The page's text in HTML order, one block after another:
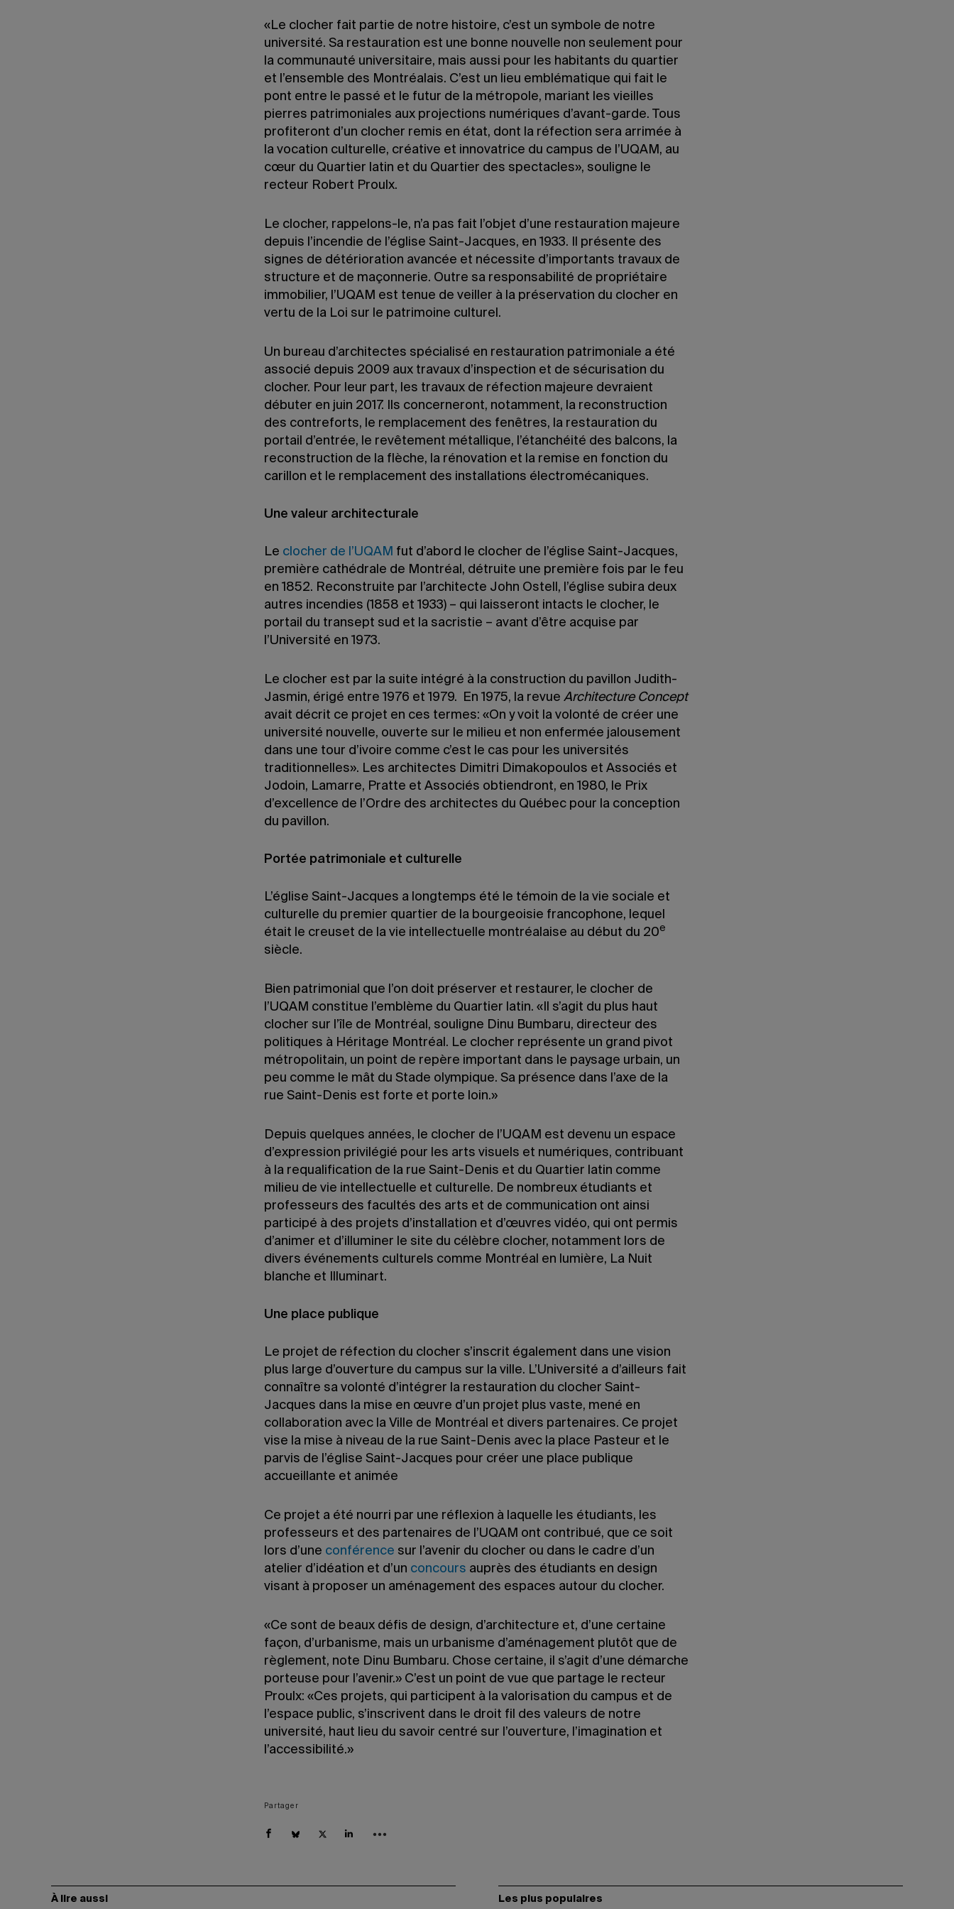
«Le clocher fait partie de notre histoire, c’est un symbole de notre
université. Sa restauration est une bonne nouvelle non seulement pour
la communauté universitaire, mais aussi pour les habitants du quartier
et l’ensemble des Montréalais. C’est un lieu emblématique qui fait le
pont entre le passé et le futur de la métropole, mariant les vieilles
pierres patrimoniales aux projections numériques d’avant-garde. Tous
profiteront d’un clocher remis en état, dont la réfection sera arrimée à
la vocation culturelle, créative et innovatrice du campus de l’UQAM, au
cœur du Quartier latin et du Quartier des spectacles», souligne le
recteur Robert Proulx.
Le clocher, rappelons-le, n’a pas fait l’objet d’une restauration majeure
depuis l’incendie de l’église Saint-Jacques, en 1933. Il présente des
signes de détérioration avancée et nécessite d’importants travaux de
structure et de maçonnerie. Outre sa responsabilité de propriétaire
immobilier, l’UQAM est tenue de veiller à la préservation du clocher en
vertu de la Loi sur le patrimoine culturel.
Un bureau d’architectes spécialisé en restauration patrimoniale a été
associé depuis 2009 aux travaux d’inspection et de sécurisation du
clocher. Pour leur part, les travaux de réfection majeure devraient
débuter en juin 2017. Ils concerneront, notamment, la reconstruction
des contreforts, le remplacement des fenêtres, la restauration du
portail d’entrée, le revêtement métallique, l’étanchéité des balcons, la
reconstruction de la flèche, la rénovation et la remise en fonction du
carillon et le remplacement des installations électromécaniques.
Une valeur architecturale
Le clocher de l’UQAM fut d’abord le clocher de l’église Saint-Jacques,
première cathédrale de Montréal, détruite une première fois par le feu
en 1852. Reconstruite par l’architecte John Ostell, l’église subira deux
autres incendies (1858 et 1933) – qui laisseront intacts le clocher, le
portail du transept sud et la sacristie – avant d’être acquise par
l’Université en 1973.
Le clocher est par la suite intégré à la construction du pavillon Judith-
Jasmin, érigé entre 1976 et 1979. En 1975, la revue Architecture Concept
avait décrit ce projet en ces termes: «On y voit la volonté de créer une
université nouvelle, ouverte sur le milieu et non enfermée jalousement
dans une tour d’ivoire comme c’est le cas pour les universités
traditionnelles». Les architectes Dimitri Dimakopoulos et Associés et
Jodoin, Lamarre, Pratte et Associés obtiendront, en 1980, le Prix
d’excellence de l’Ordre des architectes du Québec pour la conception
du pavillon.
Portée patrimoniale et culturelle
L’église Saint-Jacques a longtemps été le témoin de la vie sociale et
culturelle du premier quartier de la bourgeoisie francophone, lequel
était le creuset de la vie intellectuelle montréalaise au début du 20e
siècle.
Bien patrimonial que l’on doit préserver et restaurer, le clocher de
l’UQAM constitue l’emblème du Quartier latin. «Il s’agit du plus haut
clocher sur l’île de Montréal, souligne Dinu Bumbaru, directeur des
politiques à Héritage Montréal. Le clocher représente un grand pivot
métropolitain, un point de repère important dans le paysage urbain, un
peu comme le mât du Stade olympique. Sa présence dans l’axe de la
rue Saint-Denis est forte et porte loin.»
Depuis quelques années, le clocher de l’UQAM est devenu un espace
d’expression privilégié pour les arts visuels et numériques, contribuant
à la requalification de la rue Saint-Denis et du Quartier latin comme
milieu de vie intellectuelle et culturelle. De nombreux étudiants et
professeurs des facultés des arts et de communication ont ainsi
participé à des projets d’installation et d’œuvres vidéo, qui ont permis
d’animer et d’illuminer le site du célèbre clocher, notamment lors de
divers événements culturels comme Montréal en lumière, La Nuit
blanche et Illuminart.
Une place publique
Le projet de réfection du clocher s’inscrit également dans une vision
plus large d’ouverture du campus sur la ville. L’Université a d’ailleurs fait
connaître sa volonté d’intégrer la restauration du clocher Saint-
Jacques dans la mise en œuvre d’un projet plus vaste, mené en
collaboration avec la Ville de Montréal et divers partenaires. Ce projet
vise la mise à niveau de la rue Saint-Denis avec la place Pasteur et le
parvis de l’église Saint-Jacques pour créer une place publique
accueillante et animée
Ce projet a été nourri par une réflexion à laquelle les étudiants, les
professeurs et des partenaires de l’UQAM ont contribué, que ce soit
lors d’une conférence sur l’avenir du clocher ou dans le cadre d’un
atelier d’idéation et d’un concours auprès des étudiants en design
visant à proposer un aménagement des espaces autour du clocher.
«Ce sont de beaux défis de design, d’architecture et, d’une certaine
façon, d’urbanisme, mais un urbanisme d’aménagement plutôt que de
règlement, note Dinu Bumbaru. Chose certaine, il s’agit d’une démarche
porteuse pour l’avenir.» C’est un point de vue que partage le recteur
Proulx: «Ces projets, qui participent à la valorisation du campus et de
l’espace public, s’inscrivent dans le droit fil des valeurs de notre
université, haut lieu du savoir centré sur l’ouverture, l’imagination et
l’accessibilité.»
Partager
À lire aussi Les plus populaires